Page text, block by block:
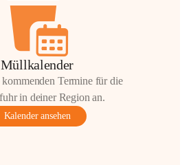
Müllkalender
kommenden Termine für die
in deiner Region an.
Kalender ansehen